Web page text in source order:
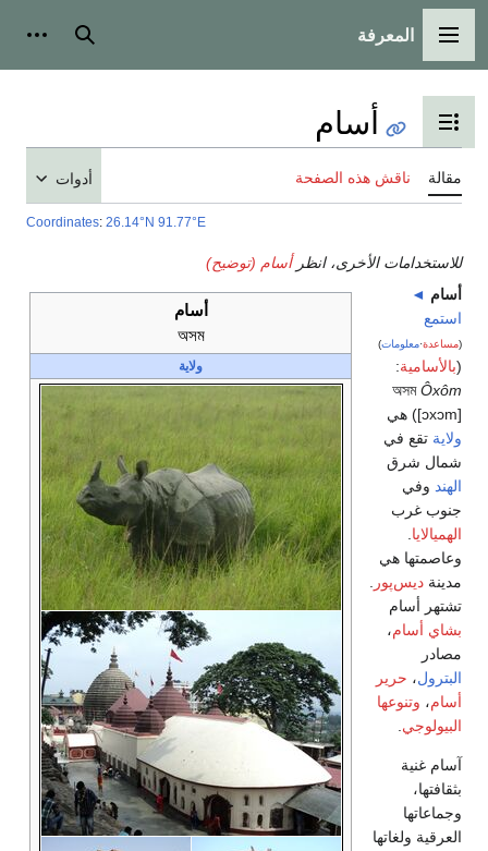
القائمة الرئيسية
المعرفة بحث
تبديل عرض جدول المحتويات
أسام
مقالة ناقش هذه الصفحة أدوات
Coordinates:26.14°N 91.77°E
للاستخدامات الأخرى، انظرأسام (توضيح)
أسام
অসম
أسام ◄
استمع
مساعدة·معلومات)
بالأسامية:
অসমÔxôm
[ɔxɔm]) هي
ولايةتقع في
شمال شرق
وفي
جنوب غرب
الهميالايا.
وعاصمتها هي
مدينةديس‌پور .
تشتهر أسام
بشاي أسام،
مصادر
البترول،حرير
أسام،وتنوعها
البيولوجي.
آسام غنية
بثقافتها،
وجماعاتها
العرقية ولغاتها